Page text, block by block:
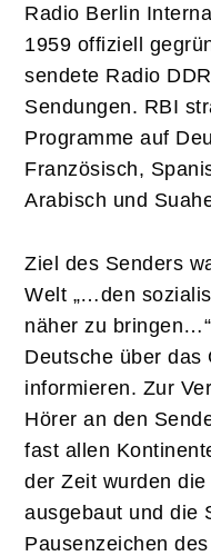
Radio Berlin
1959 offiziell
sendete Radio
Sendungen. RBI
Programme auf
Französisch,
Arabisch und
Ziel des Senders
Welt „…den
näher zu
Deutsche über das
informieren. Zur
Hörer an den
fast allen
der Zeit wurden
ausgebaut und die
Pausenzeichen